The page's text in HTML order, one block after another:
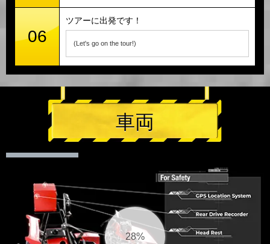
06
ツアーに出発です！
(Let's go on the tour!)
車両
30%